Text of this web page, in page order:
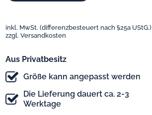
inkl. MwSt. (differenzbesteuert nach §25a UStG.)
zzgl. Versandkosten
Aus Privatbesitz
Größe kann angepasst werden
Die Lieferung dauert ca. 2-3
Werktage